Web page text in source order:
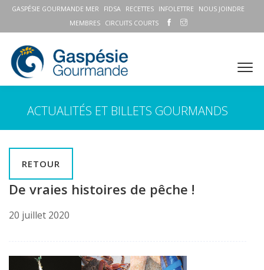
GASPÉSIE GOURMANDE MER FIDSA RECETTES INFOLETTRE
NOUS JOINDRE
MEMBRES
CIRCUITS COURTS
ACTUALITÉS ET BILLETS GOURMANDS
RETOUR
De vraies histoires de pêche !
20 juillet 2020